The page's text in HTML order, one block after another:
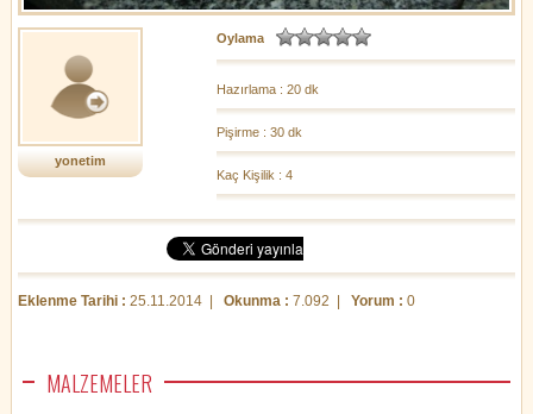
yonetim
Oylama
Hazırlama : 20 dk
Pişirme : 30 dk
Kaç Kişilik : 4
Eklenme Tarihi : 25.11.2014 | Okunma : 7.092 | Yorum : 0
MALZEMELER